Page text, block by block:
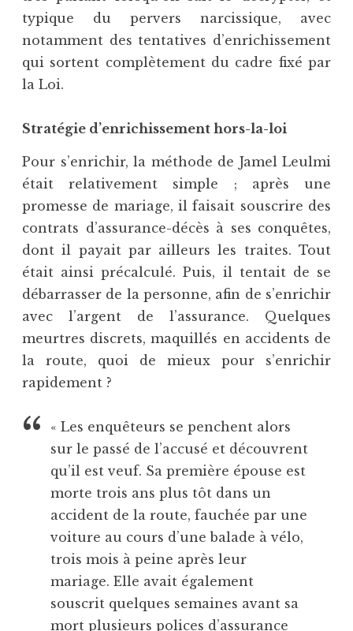
typique du pervers narcissique, avec
notamment des tentatives d’enrichissement
qui sortent complètement du cadre fixé par
la Loi.
Stratégie d’enrichissement hors-la-loi
Pour s’enrichir, la méthode de Jamel Leulmi
était relativement simple ; après une
promesse de mariage, il faisait souscrire des
contrats d’assurance-décès à ses conquêtes,
dont il payait par ailleurs les traites. Tout
était ainsi précalculé. Puis, il tentait de se
débarrasser de la personne, afin de s’enrichir
avec l’argent de l’assurance. Quelques
meurtres discrets, maquillés en accidents de
la route, quoi de mieux pour s’enrichir
rapidement ?
« Les enquêteurs se penchent alors
sur le passé de l’accusé et découvrent
qu’il est veuf. Sa première épouse est
morte trois ans plus tôt dans un
accident de la route, fauchée par une
voiture au cours d’une balade à vélo,
trois mois à peine après leur
mariage. Elle avait également
souscrit quelques semaines avant sa
mort plusieurs polices d’assurance